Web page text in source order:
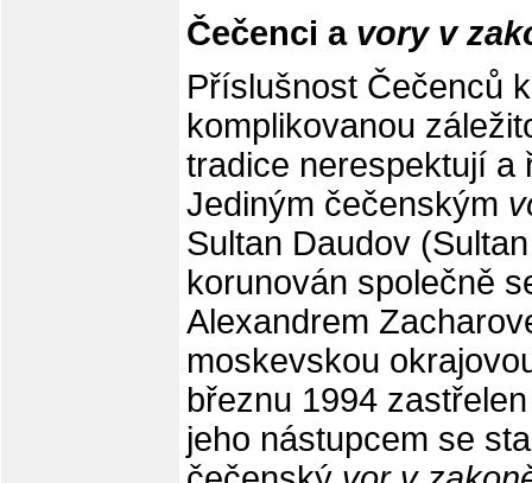
Čečenci a vory v
Příslušnost Čečenců
komplikovanou
tradice nerespektují a
Jediným čečenským
Sultan Daudov
korunován společně
Alexandrem
moskevskou
březnu 1994
jeho nástupcem se